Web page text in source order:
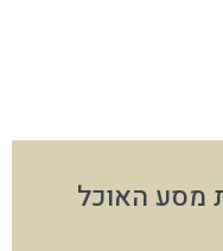
מסע האוכל